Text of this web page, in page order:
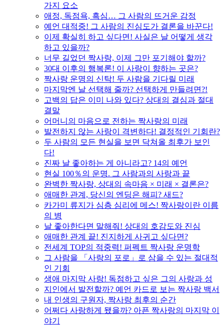
가지 요소
애정, 독점욕, 흑심… 그 사람의 뜨거운 감정
예언 대적중! 그 사람의 진심도가 결론을 바꾼다!
이제 확실히 하고 싶다면! 사실은 날 어떻게 생각
하고 있을까?
너무 길었던 짝사랑, 이제 그만 포기해야 할까?
30대 이후의 행복론! 이 사랑이 향하는 곳은?
짝사랑 운명의 신탁! 두 사람을 기다릴 미래
마지막엔 날 선택해 줄까? 선택하게 만들려면?!
고백의 답은 이미 나와 있다? 상대의 결심과 절대
결말
어머니의 마음으로 전하는 짝사랑의 미래
발전하지 않는 사랑이 격변하다! 결정적인 기회란?
두 사람의 모든 현실을 보면 닥쳐올 최후가 보인
다!
진짜 날 좋아하는 게 아니라고? 14의 예언
현실 100％의 운명. 그 사람과의 사랑과 끝
완벽한 짝사랑, 상대의 속마음 × 미래 × 결론은?
애매한 관계, 당신의 엔딩은 해피? 새드?
카가미 류지가 심층 심리에 메스! 짝사랑이란 이름
의 병
날 좋아한다면 말해줘! 상대의 호감도와 진심
애매한 관계 끝! 진지하게 사귀고 싶다면?
전세계 TOP의 적중력! 퍼펙트 짝사랑 운명학
그 사람을 「사랑의 포로」로 삼을 수 있는 절대적
인 기회
생애 마지막 사랑! 독점하고 싶은 그의 사랑과 성
지인에서 발전할까? 예언 카드로 보는 짝사랑 백서
내 인생의 구원자, 짝사랑 최후의 순간
어쩌다 사랑하게 됐을까? 아픈 짝사랑의 마지막 이
야기